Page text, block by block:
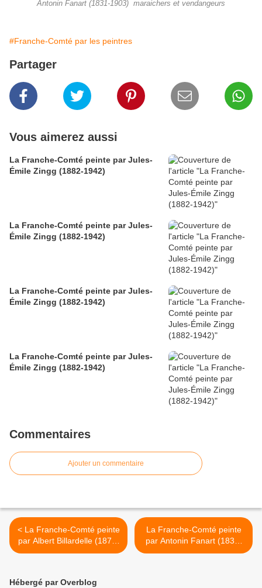
Antonin Fanart (1831-1903) maraichers et vendangeurs
#Franche-Comté par les peintres
Partager
Vous aimerez aussi
La Franche-Comté peinte par Jules-
Émile Zingg (1882-1942)
La Franche-Comté peinte par Jules-
Émile Zingg (1882-1942)
La Franche-Comté peinte par Jules-
Émile Zingg (1882-1942)
La Franche-Comté peinte par Jules-
Émile Zingg (1882-1942)
Commentaires
Ajouter un commentaire
< La Franche-Comté peinte
par Albert Billardelle (1875-
1922)
La Franche-Comté peinte
par Antonin Fanart (1831-
1903) >
Hébergé par Overblog